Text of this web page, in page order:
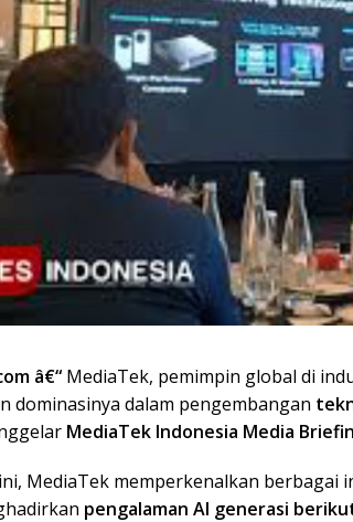
â€“ MediaTek, pemimpin global di
dominasinya dalam pengembangan
MediaTek Indonesia Media
MediaTek memperkenalkan berbagai
pengalaman AI generasi